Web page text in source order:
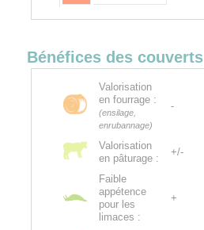
Bénéfices des couverts
Valorisation
en fourrage :
(ensilage,
enrubannage)
-
Valorisation
en pâturage :
+/-
Faible
appétence
pour les
limaces :
+